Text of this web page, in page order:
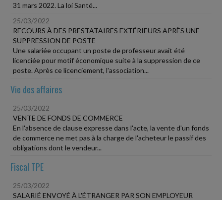
31 mars 2022. La loi Santé...
25/03/2022
RECOURS À DES PRESTATAIRES EXTÉRIEURS APRÈS UNE
SUPPRESSION DE POSTE
Une salariée occupant un poste de professeur avait été
licenciée pour motif économique suite à la suppression de ce
poste. Après ce licenciement, l'association...
Vie des affaires
25/03/2022
VENTE DE FONDS DE COMMERCE
En l'absence de clause expresse dans l'acte, la vente d'un fonds
de commerce ne met pas à la charge de l'acheteur le passif des
obligations dont le vendeur...
Fiscal TPE
25/03/2022
SALARIÉ ENVOYÉ À L'ÉTRANGER PAR SON EMPLOYEUR